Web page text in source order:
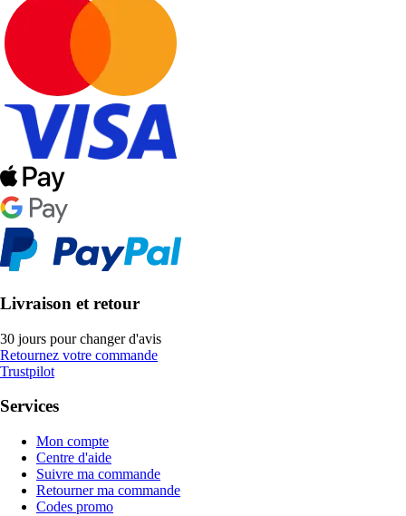
Livraison et retour
30 jours pour changer d'avis
Retournez votre commande
Trustpilot
Services
Mon compte
Centre d'aide
Suivre ma commande
Retourner ma commande
Codes promo